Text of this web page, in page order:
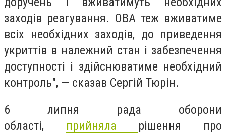
заходів реагування. ОВА теж вживатиме
всіх необхідних заходів, до приведення
укриттів в належний стан і забезпечення
доступності і здійснюватиме необхідний
контроль", — сказав Сергій Тюрін.
6 липня рада оборони
області, прийняла рішення про